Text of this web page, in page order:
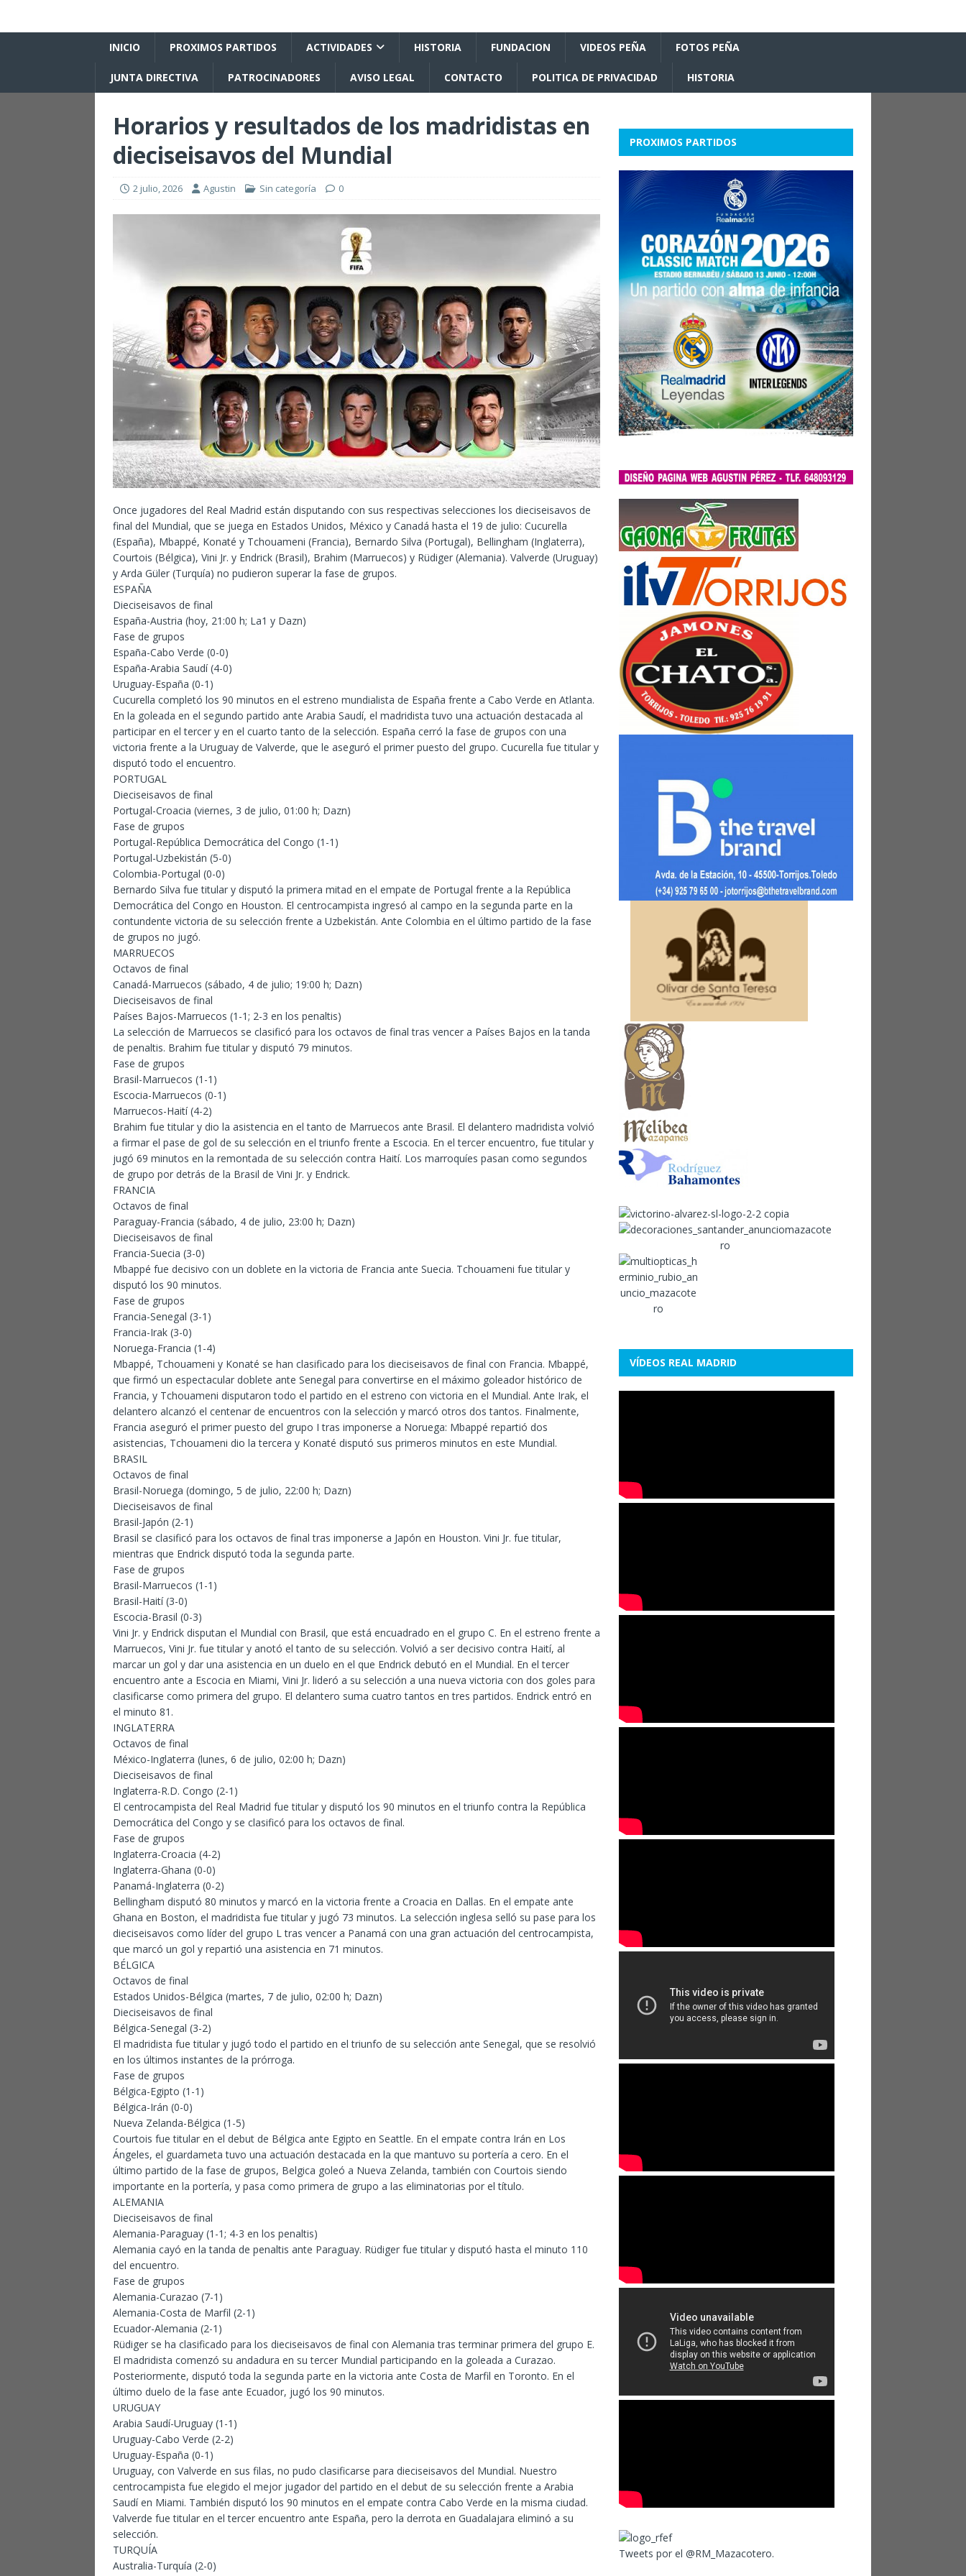
INICIO PROXIMOS PARTIDOS ACTIVIDADES HISTORIA FUNDACION VIDEOS PEÑA FOTOS PEÑA
JUNTA DIRECTIVA PATROCINADORES AVISO LEGAL CONTACTO POLITICA DE PRIVACIDAD HISTORIA
Horarios y resultados de los madridistas en
dieciseisavos del Mundial
2 julio, 2026 Agustin Sin categoría 0
Once jugadores del Real Madrid están disputando con sus respectivas selecciones los dieciseisavos de
final del Mundial, que se juega en Estados Unidos, México y Canadá hasta el 19 de julio: Cucurella
(España), Mbappé, Konaté y Tchouameni (Francia), Bernardo Silva (Portugal), Bellingham (Inglaterra),
Courtois (Bélgica), Vini Jr. y Endrick (Brasil), Brahim (Marruecos) y Rüdiger (Alemania). Valverde (Uruguay)
y Arda Güler (Turquía) no pudieron superar la fase de grupos.
ESPAÑA
Dieciseisavos de final
España-Austria (hoy, 21:00 h; La1 y Dazn)
Fase de grupos
España-Cabo Verde (0-0)
España-Arabia Saudí (4-0)
Uruguay-España (0-1)
Cucurella completó los 90 minutos en el estreno mundialista de España frente a Cabo Verde en Atlanta.
En la goleada en el segundo partido ante Arabia Saudí, el madridista tuvo una actuación destacada al
participar en el tercer y en el cuarto tanto de la selección. España cerró la fase de grupos con una
victoria frente a la Uruguay de Valverde, que le aseguró el primer puesto del grupo. Cucurella fue titular y
disputó todo el encuentro.
PORTUGAL
Dieciseisavos de final
Portugal-Croacia (viernes, 3 de julio, 01:00 h; Dazn)
Fase de grupos
Portugal-República Democrática del Congo (1-1)
Portugal-Uzbekistán (5-0)
Colombia-Portugal (0-0)
Bernardo Silva fue titular y disputó la primera mitad en el empate de Portugal frente a la República
Democrática del Congo en Houston. El centrocampista ingresó al campo en la segunda parte en la
contundente victoria de su selección frente a Uzbekistán. Ante Colombia en el último partido de la fase
de grupos no jugó.
MARRUECOS
Octavos de final
Canadá-Marruecos (sábado, 4 de julio; 19:00 h; Dazn)
Dieciseisavos de final
Países Bajos-Marruecos (1-1; 2-3 en los penaltis)
La selección de Marruecos se clasificó para los octavos de final tras vencer a Países Bajos en la tanda
de penaltis. Brahim fue titular y disputó 79 minutos.
Fase de grupos
Brasil-Marruecos (1-1)
Escocia-Marruecos (0-1)
Marruecos-Haití (4-2)
Brahim fue titular y dio la asistencia en el tanto de Marruecos ante Brasil. El delantero madridista volvió
a firmar el pase de gol de su selección en el triunfo frente a Escocia. En el tercer encuentro, fue titular y
jugó 69 minutos en la remontada de su selección contra Haití. Los marroquíes pasan como segundos
de grupo por detrás de la Brasil de Vini Jr. y Endrick.
FRANCIA
Octavos de final
Paraguay-Francia (sábado, 4 de julio, 23:00 h; Dazn)
Dieciseisavos de final
Francia-Suecia (3-0)
Mbappé fue decisivo con un doblete en la victoria de Francia ante Suecia. Tchouameni fue titular y
disputó los 90 minutos.
Fase de grupos
Francia-Senegal (3-1)
Francia-Irak (3-0)
Noruega-Francia (1-4)
Mbappé, Tchouameni y Konaté se han clasificado para los dieciseisavos de final con Francia. Mbappé,
que firmó un espectacular doblete ante Senegal para convertirse en el máximo goleador histórico de
Francia, y Tchouameni disputaron todo el partido en el estreno con victoria en el Mundial. Ante Irak, el
delantero alcanzó el centenar de encuentros con la selección y marcó otros dos tantos. Finalmente,
Francia aseguró el primer puesto del grupo I tras imponerse a Noruega: Mbappé repartió dos
asistencias, Tchouameni dio la tercera y Konaté disputó sus primeros minutos en este Mundial.
BRASIL
Octavos de final
Brasil-Noruega (domingo, 5 de julio, 22:00 h; Dazn)
Dieciseisavos de final
Brasil-Japón (2-1)
Brasil se clasificó para los octavos de final tras imponerse a Japón en Houston. Vini Jr. fue titular,
mientras que Endrick disputó toda la segunda parte.
Fase de grupos
Brasil-Marruecos (1-1)
Brasil-Haití (3-0)
Escocia-Brasil (0-3)
Vini Jr. y Endrick disputan el Mundial con Brasil, que está encuadrado en el grupo C. En el estreno frente a
Marruecos, Vini Jr. fue titular y anotó el tanto de su selección. Volvió a ser decisivo contra Haití, al
marcar un gol y dar una asistencia en un duelo en el que Endrick debutó en el Mundial. En el tercer
encuentro ante a Escocia en Miami, Vini Jr. lideró a su selección a una nueva victoria con dos goles para
clasificarse como primera del grupo. El delantero suma cuatro tantos en tres partidos. Endrick entró en
el minuto 81.
INGLATERRA
Octavos de final
México-Inglaterra (lunes, 6 de julio, 02:00 h; Dazn)
Dieciseisavos de final
Inglaterra-R.D. Congo (2-1)
El centrocampista del Real Madrid fue titular y disputó los 90 minutos en el triunfo contra la República
Democrática del Congo y se clasificó para los octavos de final.
Fase de grupos
Inglaterra-Croacia (4-2)
Inglaterra-Ghana (0-0)
Panamá-Inglaterra (0-2)
Bellingham disputó 80 minutos y marcó en la victoria frente a Croacia en Dallas. En el empate ante
Ghana en Boston, el madridista fue titular y jugó 73 minutos. La selección inglesa selló su pase para los
dieciseisavos como líder del grupo L tras vencer a Panamá con una gran actuación del centrocampista,
que marcó un gol y repartió una asistencia en 71 minutos.
BÉLGICA
Octavos de final
Estados Unidos-Bélgica (martes, 7 de julio, 02:00 h; Dazn)
Dieciseisavos de final
Bélgica-Senegal (3-2)
El madridista fue titular y jugó todo el partido en el triunfo de su selección ante Senegal, que se resolvió
en los últimos instantes de la prórroga.
Fase de grupos
Bélgica-Egipto (1-1)
Bélgica-Irán (0-0)
Nueva Zelanda-Bélgica (1-5)
Courtois fue titular en el debut de Bélgica ante Egipto en Seattle. En el empate contra Irán en Los
Ángeles, el guardameta tuvo una actuación destacada en la que mantuvo su portería a cero. En el
último partido de la fase de grupos, Belgica goleó a Nueva Zelanda, también con Courtois siendo
importante en la portería, y pasa como primera de grupo a las eliminatorias por el título.
ALEMANIA
Dieciseisavos de final
Alemania-Paraguay (1-1; 4-3 en los penaltis)
Alemania cayó en la tanda de penaltis ante Paraguay. Rüdiger fue titular y disputó hasta el minuto 110
del encuentro.
Fase de grupos
Alemania-Curazao (7-1)
Alemania-Costa de Marfil (2-1)
Ecuador-Alemania (2-1)
Rüdiger se ha clasificado para los dieciseisavos de final con Alemania tras terminar primera del grupo E.
El madridista comenzó su andadura en su tercer Mundial participando en la goleada a Curazao.
Posteriormente, disputó toda la segunda parte en la victoria ante Costa de Marfil en Toronto. En el
último duelo de la fase ante Ecuador, jugó los 90 minutos.
URUGUAY
Arabia Saudí-Uruguay (1-1)
Uruguay-Cabo Verde (2-2)
Uruguay-España (0-1)
Uruguay, con Valverde en sus filas, no pudo clasificarse para dieciseisavos del Mundial. Nuestro
centrocampista fue elegido el mejor jugador del partido en el debut de su selección frente a Arabia
Saudí en Miami. También disputó los 90 minutos en el empate contra Cabo Verde en la misma ciudad.
Valverde fue titular en el tercer encuentro ante España, pero la derrota en Guadalajara eliminó a su
selección.
TURQUÍA
Australia-Turquía (2-0)
PROXIMOS PARTIDOS
VÍDEOS REAL MADRID
Tweets por el @RM_Mazacotero.